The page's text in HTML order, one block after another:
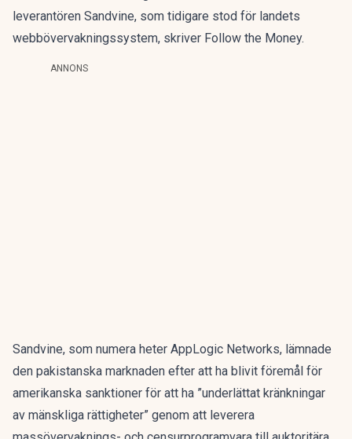
leverantören Sandvine, som tidigare stod för landets
webbövervakningssystem, skriver Follow the Money.
ANNONS
Sandvine, som numera heter AppLogic Networks, lämnade
den pakistanska marknaden efter att ha blivit föremål för
amerikanska sanktioner för att ha ”underlättat kränkningar
av mänskliga rättigheter” genom att leverera